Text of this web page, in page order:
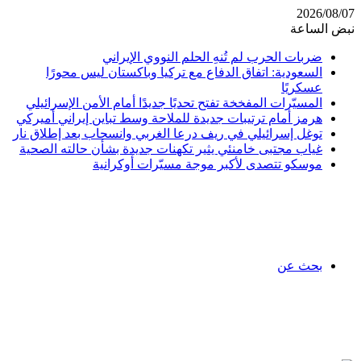
2026/08/07
نبض الساعة
ضربات الحرب لم تُنهِ الحلم النووي الإيراني
السعودية: اتفاق الدفاع مع تركيا وباكستان ليس محورًا
عسكريًا
المسيّرات المفخخة تفتح تحديًا جديدًا أمام الأمن الإسرائيلي
هرمز أمام ترتيبات جديدة للملاحة وسط تباين إيراني أميركي
توغل إسرائيلي في ريف درعا الغربي وانسحاب بعد إطلاق نار
غياب مجتبى خامنئي يثير تكهنات جديدة بشأن حالته الصحية
موسكو تتصدى لأكبر موجة مسيّرات أوكرانية
بحث عن